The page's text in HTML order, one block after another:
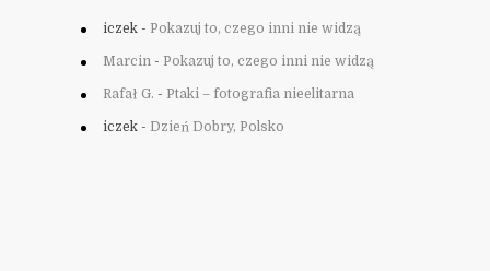
iczek - Pokazuj to, czego inni nie widzą
Marcin - Pokazuj to, czego inni nie widzą
Rafał G. - Ptaki – fotografia nieelitarna
iczek - Dzień Dobry, Polsko